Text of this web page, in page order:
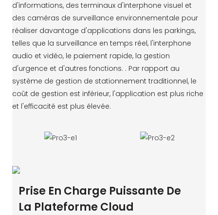
d'informations, des terminaux d'interphone visuel et
des caméras de surveillance environnementale pour
réaliser davantage d'applications dans les parkings,
telles que la surveillance en temps réel, l'interphone
audio et vidéo, le paiement rapide, la gestion
d'urgence et d'autres fonctions. . Par rapport au
système de gestion de stationnement traditionnel, le
coût de gestion est inférieur, l'application est plus riche
et l'efficacité est plus élevée.
Prise En Charge Puissante De
La Plateforme Cloud